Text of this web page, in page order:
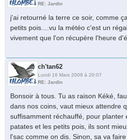
RE: Jardin
j'ai retourné la terre ce soir, comme
petits pois....vu la météo c'est un
vivement que l'on récupère l'heure
ch'tan62
Lundi 16 Mars 2009 à 20:07
RE: Jardin
Bonsoir à tous. Tu as raison Kéké,
dans nos coins, vaut mieux attendre
suffisamment réchauffé, pour planter
patates et les petits pois, ils sont
l'sac comme on dis. Sinon, sa va